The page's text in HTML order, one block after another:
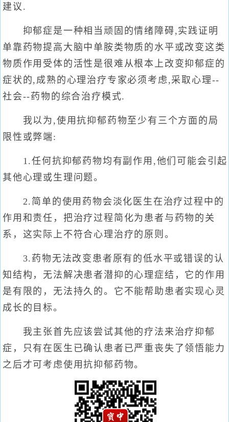
建议.
抑郁症是一种相当顽固的情绪障碍,实践证明
单靠药物提高大脑中单胺类物质的水平或改变这类
物质作用受体的活性是很难从根本上改变抑郁症的
症状的,成熟的心理治疗专家必须考虑,采取心理--
社会--药物的综合治疗模式.
我以为,使用抗抑郁药物至少有三个方面的局
限性或弊端:
1.任何抗抑郁药物均有副作用,他们可能会引起
其他心理或生理问题。
2.简单的使用药物会淡化医生在治疗过程中的
作用和责任，把治疗过程简化为患者与药物的关
系，这实际上不符合心理治疗的原则。
3.药物无法改变患者原有的低水平或错误的认
知结构，无法解决患者潜抑的心理症结，它的作用
是有限的，无法持久的。它不能帮助患者实现心灵
成长的目标。
我主张首先应该尝试其他的疗法来治疗抑郁
症，只有在医生已确认患者已严重丧失了领悟能力
之后才可考虑使用抗抑郁药物。